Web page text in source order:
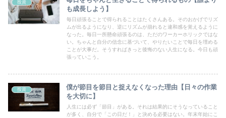
投資
も成長しよう】
毎日頑張ることで得られることはたくさんある。そのおかげでリズ
ムが出るようになり、逆にリズムが崩れると違和感を覚えるように
なった。毎日一所懸命頑張るのは、ただのワーカーホリックではな
い。ちゃんと自分の信念に基づいて、やりたいことで毎日を埋める
ことが大事だ。そうすればきっと後悔のない人生になる。今日も頑
張っていこう。
投資
僕が節目を節目と捉えなくなった理由【日々の作業
を大切に】
人生には必ず「節目」がある。それは結果的にそうなっていること
が多く、自分で「この日だ！」と決める必要はない。年末年始にこ